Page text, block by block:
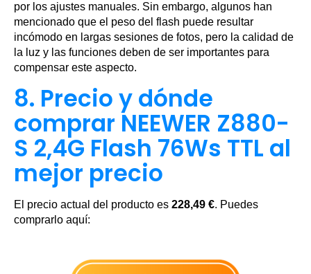
por los ajustes manuales. Sin embargo, algunos han
mencionado que el peso del flash puede resultar
incómodo en largas sesiones de fotos, pero la calidad de
la luz y las funciones deben de ser importantes para
compensar este aspecto.
8. Precio y dónde
comprar NEEWER Z880-
S 2,4G Flash 76Ws TTL al
mejor precio
El precio actual del producto es 228,49 €. Puedes
comprarlo aquí: